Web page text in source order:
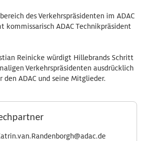
des Verkehrspräsidenten im ADAC
kommissarisch ADAC Technikpräsident
Reinicke würdigt Hillebrands Schritt
Verkehrspräsidenten ausdrücklich
den ADAC und seine Mitglieder.